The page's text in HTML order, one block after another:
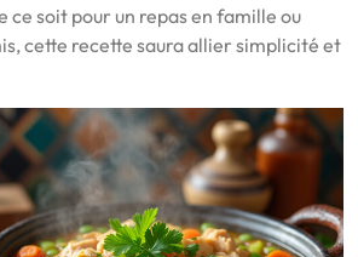
ce soit pour un repas en famille ou
cette recette saura allier simplicité et